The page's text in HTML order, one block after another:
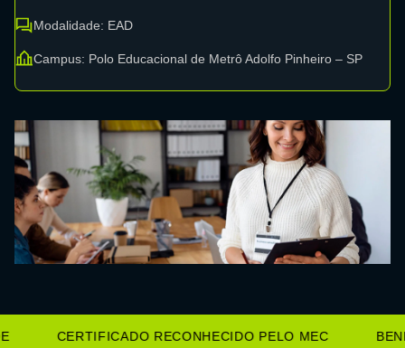
Modalidade: EAD
Campus: Polo Educacional de Metrô Adolfo Pinheiro – SP
CERTIFICADO RECONHECIDO PELO MEC